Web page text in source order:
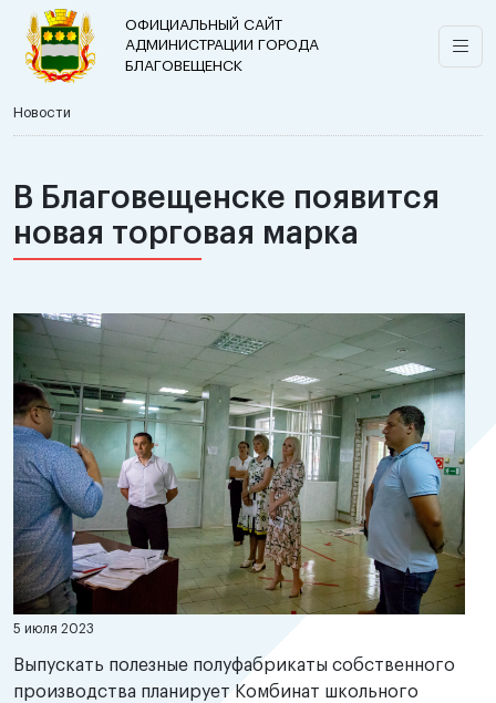
ОФИЦИАЛЬНЫЙ САЙТ
АДМИНИСТРАЦИИ ГОРОДА
БЛАГОВЕЩЕНСК
Новости
В Благовещенске появится
новая торговая марка
5 июля 2023
Выпускать полезные полуфабрикаты собственного
производства планирует Комбинат школьного